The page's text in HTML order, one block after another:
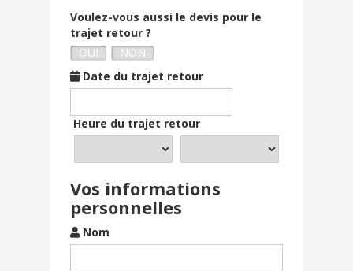
Voulez-vous aussi le devis pour le
trajet retour ?
OUI
NON
Date du trajet retour
Heure du trajet retour
Vos informations
personnelles
Nom